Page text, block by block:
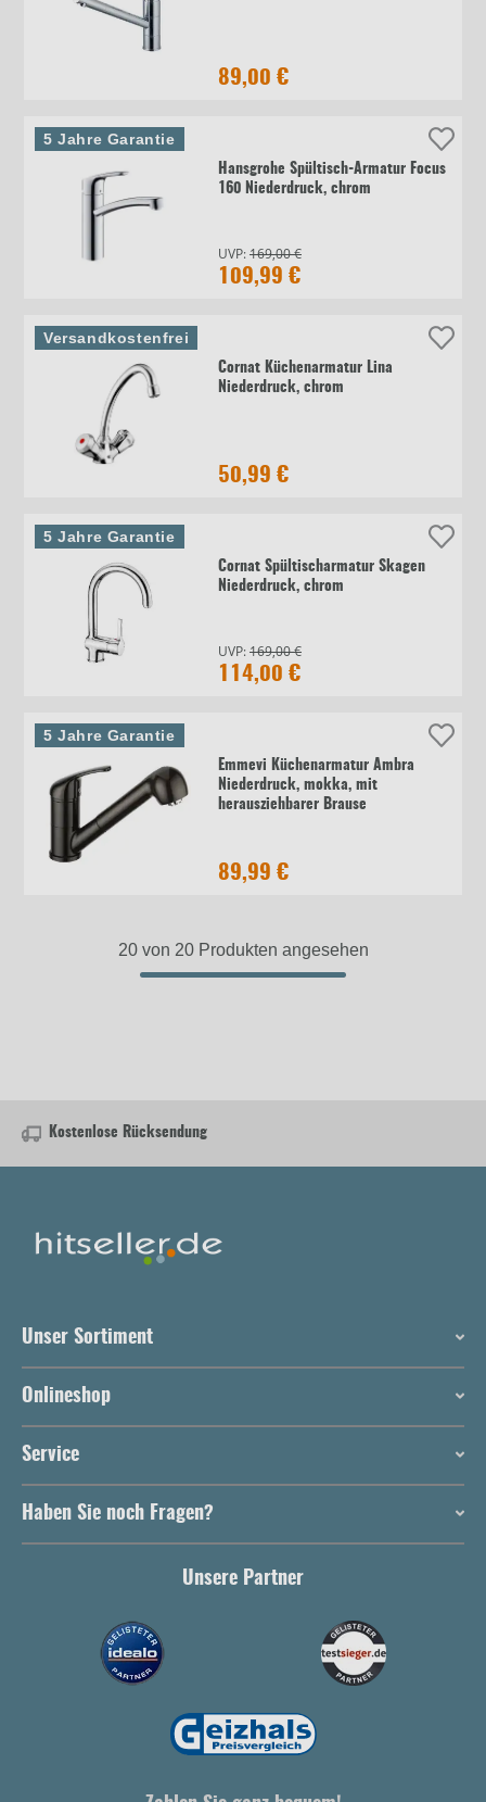
89,00 €
Hansgrohe Spültisch-Armatur Focus
160 Niederdruck, chrom
UVP:169,00 €
109,99 €
5 Jahre Garantie
Cornat Küchenarmatur Lina
Niederdruck, chrom
50,99 €
Versandkostenfrei
Cornat Spültischarmatur Skagen
Niederdruck, chrom
UVP:169,00 €
114,00 €
5 Jahre Garantie
Emmevi Küchenarmatur Ambra
Niederdruck, mokka, mit
herausziehbarer Brause
89,99 €
5 Jahre Garantie
20 von 20 Produkten angesehen
Kostenlose Rücksendung
Unser Sortiment
Onlineshop
Service
Haben Sie noch Fragen?
Unsere Partner